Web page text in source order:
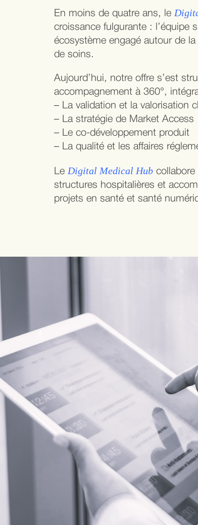
En moins de quatre ans, le
croissance fulgurante : l’équipe
écosystème engagé autour de
de soins.
Aujourd’hui, notre offre s’est
accompagnement à 360°,
– La validation et la valorisation
– La stratégie de Market Access
– Le co-développement produit
– La qualité et les affaires
Le Digital Medical Hubcollabore
structures hospitalières et
projets en santé et santé